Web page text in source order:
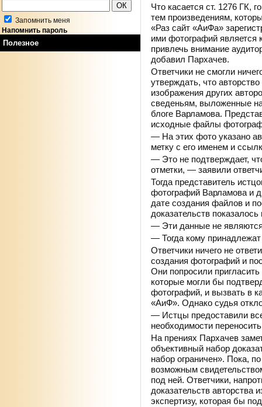
Запомнить меня
Напомнить пароль
Полезное
Что касается ст. 1276 ГК,
тем произведениям,
«Раз сайт «АиФа»
ими фотографий является
привлечь внимание
добавил Пархачев.
Ответчики не смогли
утверждать, что
изображения других
сведеньям, выложенные
блоге Варламова.
исходные файлы
— На этих фото указано
метку с его именем и
— Это не подтверждает,
отметки, — заявили
Тогда представитель
фотографий Варламова и
дате создания файлов и
доказательств
— Эти данные не являются
— Тогда кому
Ответчики ничего не
создания фотографий и
Они попросили
которые могли бы
фотографий, и вызвать в
«АиФ». Однако судья
— Истцы предоставили
необходимости
На прениях Пархачев
объективный набор
набор ограничен». Пока,
возможным
под ней. Ответчики,
доказательств авторства
экспертизу, которая бы